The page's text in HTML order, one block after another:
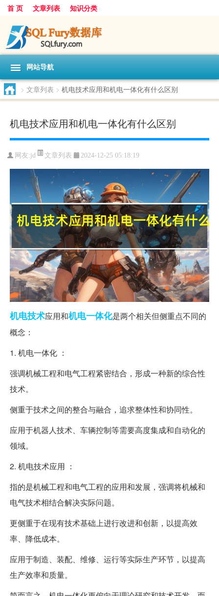
首 页 文章列表 知识分类
网站导航
> 文章列表 > 机电技术应用和机电一体化有什么区别
机电技术应用和机电一体化有什么区别
网友:jd 文章列表 2024-12-25 05:18:19
机电技术应用和机电一体化是两个相关但侧重点不同的
概念：
1. 机电一体化 ：
强调机械工程和电气工程紧密结合，形成一种新的综合性
技术。
侧重于技术之间的整合与融合，追求整体性和协同性。
应用于机器人技术、车辆控制等需要高度集成和自动化的
领域。
2. 机电技术应用 ：
指的是机械工程和电气工程的应用和发展，强调将机械和
电气技术相结合解决实际问题。
更侧重于在现有技术基础上进行改进和创新，以提高效
率、降低成本。
应用于制造、装配、维修、运行等实际生产环节，以提高
生产效率和质量。